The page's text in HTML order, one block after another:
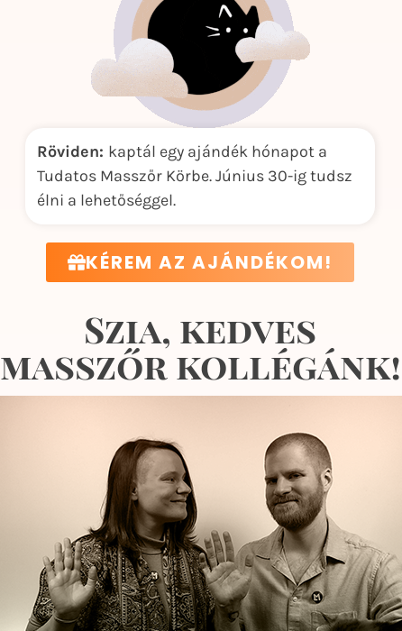
Röviden: kaptál egy ajándék hónapot a
Tudatos Masszőr Körbe. Június 30-ig tudsz
élni a lehetőséggel.
KÉREM AZ AJÁNDÉKOM!
Szia, kedves
masszőr kollégánk!